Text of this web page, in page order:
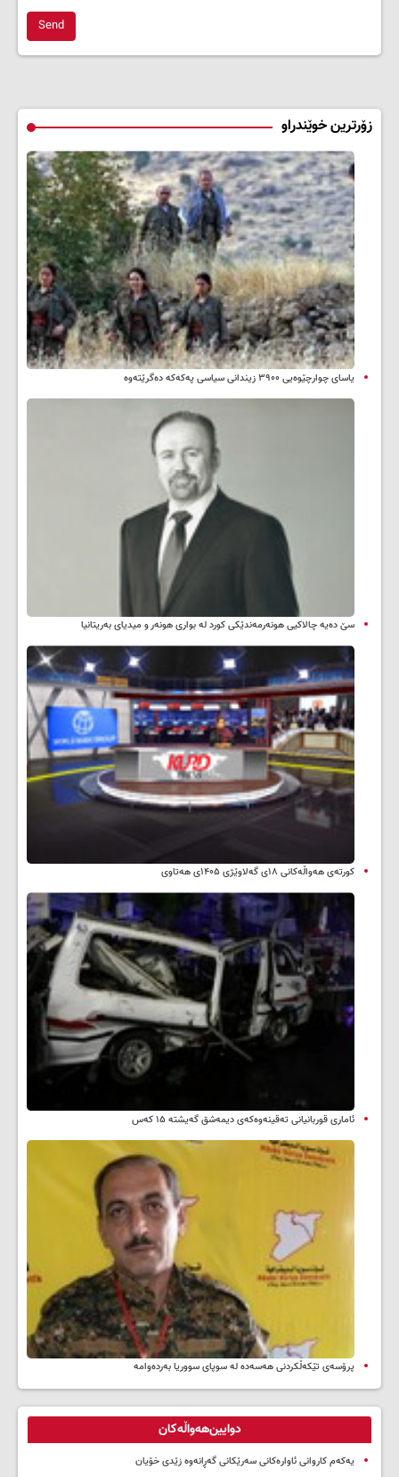
Send
زۆرترین خوێندراو
یاسای چوارچێوەیی ۳۹۰۰ زیندانی سیاسی پەکەکە دەگرێتەوە
سێ دەیە چالاکیی هونەرمەندێکی کورد لە بواری هونەر و میدیای بەریتانیا
کورتەی هەواڵەکانی ۱۸ی گەلاوێژی ۱۴۰۵ی هەتاوی
ئاماری قوربانیانی تەقینەوەکەی دیمەشق گەیشتە ۱۵ کەس
پرۆسەی تێکەڵکردنی هەسەدە لە سوپای سووریا بەردەوامە
دوایین‌هەواڵەکان
یەکەم کاروانی ئاوارەکانی سەرێکانی گەڕانەوە زێدی خۆیان